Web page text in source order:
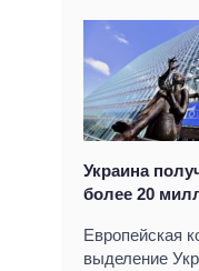
Украина
более 20
Европейская
выделение